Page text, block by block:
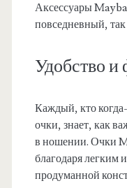
Аксессуары
повседневный,
Удобство и
Каждый, кто
очки, знает, как
в ношении. Очки
благодаря легким
продуманной